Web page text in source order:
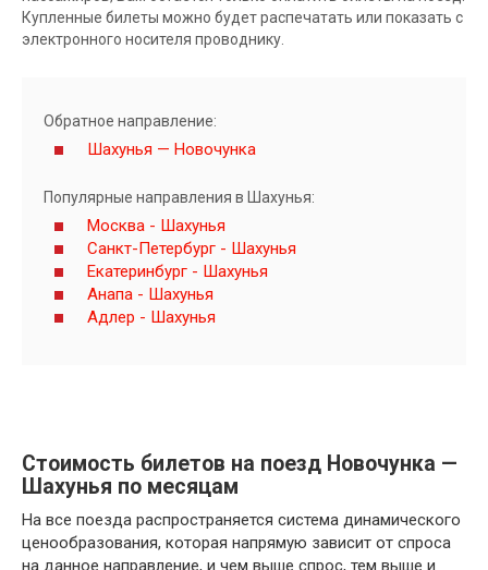
Купленные билеты можно будет распечатать или показать с
электронного носителя проводнику.
Обратное направление:
Шахунья — Новочунка
Популярные направления в Шахунья:
Москва - Шахунья
Санкт-Петербург - Шахунья
Екатеринбург - Шахунья
Анапа - Шахунья
Адлер - Шахунья
Стоимость билетов на поезд Новочунка —
Шахунья по месяцам
На все поезда распространяется система динамического
ценообразования, которая напрямую зависит от спроса
на данное направление, и чем выше спрос, тем выше и